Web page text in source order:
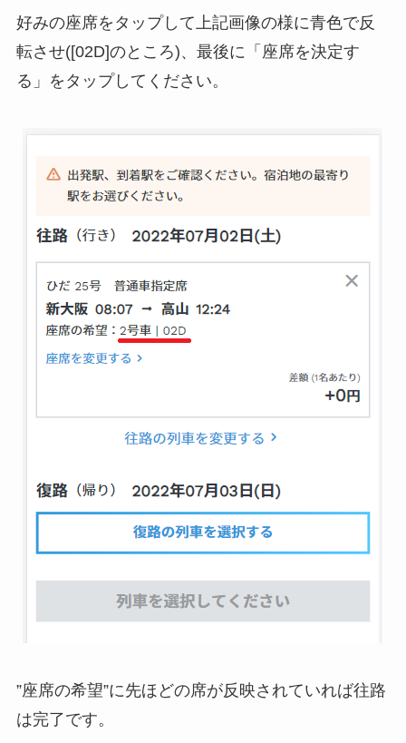
好みの座席をタップして上記画像の様に青色で反
転させ([02D]のところ)、最後に「座席を決定す
る」をタップしてください。
”座席の希望”に先ほどの席が反映されていれば往路
は完了です。